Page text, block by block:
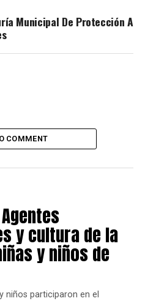
Municipal De Protección A
COMMENT
y cultura de la
y niños de
niños participaron en el